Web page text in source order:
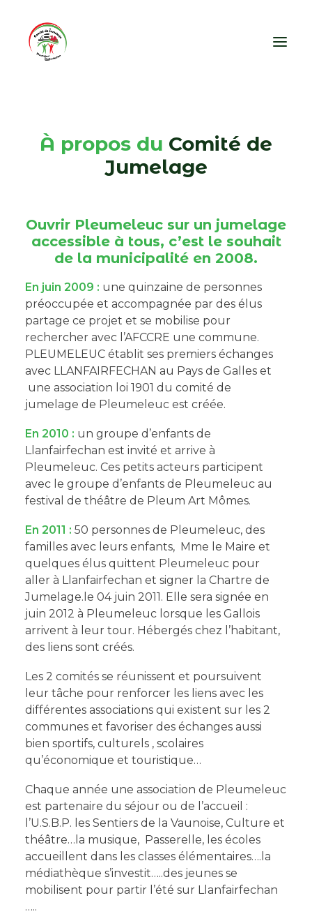
À propos du Comité de
Jumelage
Ouvrir Pleumeleuc sur un jumelage
accessible à tous, c’est le souhait
de la municipalité en 2008.
En juin 2009 : une quinzaine de personnes
préoccupée et accompagnée par des élus
partage ce projet et se mobilise pour
rechercher avec l’AFCCRE une commune.
PLEUMELEUC établit ses premiers échanges
avec LLANFAIRFECHAN au Pays de Galles et
une association loi 1901 du comité de
jumelage de Pleumeleuc est créée.
En 2010 : un groupe d’enfants de
Llanfairfechan est invité et arrive à
Pleumeleuc. Ces petits acteurs participent
avec le groupe d’enfants de Pleumeleuc au
festival de théâtre de Pleum Art Mômes.
En 2011 : 50 personnes de Pleumeleuc, des
familles avec leurs enfants, Mme le Maire et
quelques élus quittent Pleumeleuc pour
aller à Llanfairfechan et signer la Chartre de
Jumelage.le 04 juin 2011. Elle sera signée en
juin 2012 à Pleumeleuc lorsque les Gallois
arrivent à leur tour. Hébergés chez l’habitant,
des liens sont créés.
Les 2 comités se réunissent et poursuivent
leur tâche pour renforcer les liens avec les
différentes associations qui existent sur les 2
communes et favoriser des échanges aussi
bien sportifs, culturels , scolaires
qu’économique et touristique…
Chaque année une association de Pleumeleuc
est partenaire du séjour ou de l’accueil :
l’U.S.B.P. les Sentiers de la Vaunoise, Culture et
théâtre…la musique, Passerelle, les écoles
accueillent dans les classes élémentaires….la
médiathèque s’investit…..des jeunes se
mobilisent pour partir l’été sur Llanfairfechan
…..